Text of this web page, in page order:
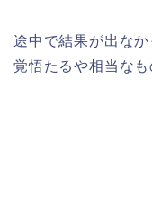
途中で結果が出な
覚悟たるや相当なも